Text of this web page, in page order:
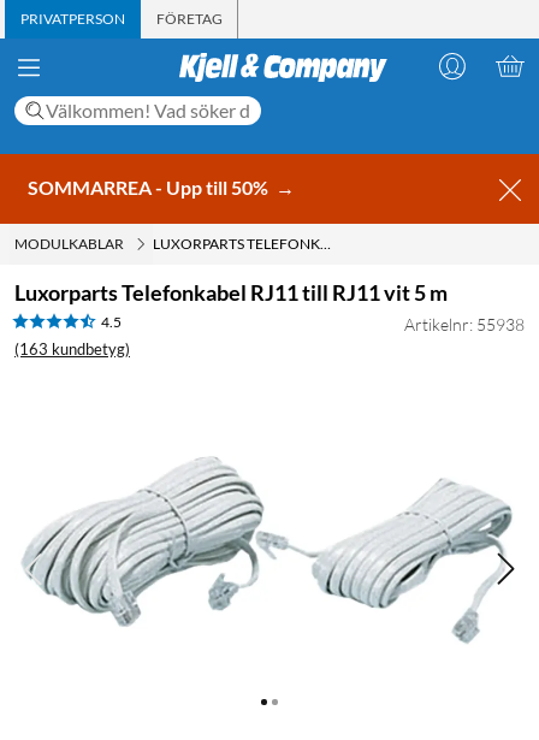
PRIVATPERSON FÖRETAG
SOMMARREA - Upp till 50% →
MODULKABLAR LUXORPARTS TELEFONKABEL RJ11 TILL RJ11 VIT 5 M
Luxorparts Telefonkabel RJ11 till RJ11 vit 5 m
4.5
(163 kundbetyg)
Artikelnr: 55938